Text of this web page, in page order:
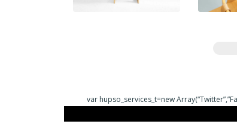
var hupso_services_t=new